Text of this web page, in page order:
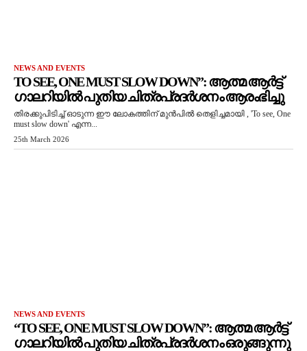
NEWS AND EVENTS
TO SEE, ONE MUST SLOW DOWN”: ആത്മ ആർട്ട്
ഗാലറിയിൽ പുതിയ ചിത്രപ്രദർശനം ആരംഭിച്ചു
തിരക്കുപിടിച്ച് ഓടുന്ന ഈ ലോകത്തിന് മുൻപിൽ തെളിച്ചമായി , 'To see, One
must slow down' എന്ന...
25th March 2026
NEWS AND EVENTS
“TO SEE, ONE MUST SLOW DOWN”: ആത്മ ആർട്ട്
ഗാലറിയിൽ പുതിയ ചിത്രപ്രദർശനം ഒരുങ്ങുന്നു